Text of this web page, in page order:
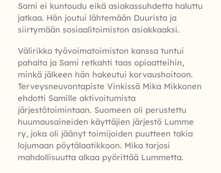
Sami ei kuntoudu eikä asiakassuhdetta haluttu
jatkaa. Hän joutui lähtemään Duurista ja
siirtymään sosiaalitoimiston asiakkaaksi.
Välirikko työvoimatoimiston kanssa tuntui
pahalta ja Sami retkahti taas opiaatteihin,
minkä jälkeen hän hakeutui korvaushoitoon.
Terveysneuvontapiste Vinkissä Mika Mikkonen
ehdotti Samille aktivoitumista
järjestötoimintaan. Suomeen oli perustettu
huumausaineiden käyttäjien järjestö Lumme
ry, joka oli jäänyt toimijoiden puutteen takia
lojumaan pöytälaatikkoon. Mika tarjosi
mahdollisuutta alkaa pyörittää Lummetta.